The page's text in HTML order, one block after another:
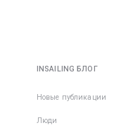
INSAILING БЛОГ
Новые публикации
Люди